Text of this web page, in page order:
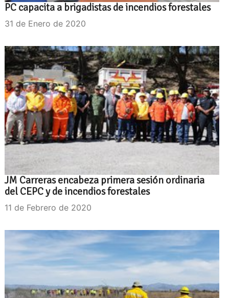
PC capacita a brigadistas de incendios forestales
31 de Enero de 2020
JM Carreras encabeza primera sesión ordinaria
del CEPC y de incendios forestales
11 de Febrero de 2020